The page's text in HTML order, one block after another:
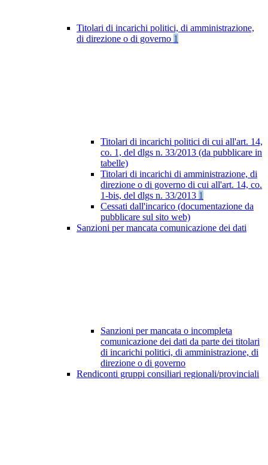
Titolari di incarichi politici, di amministrazione,
di direzione o di governo 1
Titolari di incarichi politici di cui all'art. 14,
co. 1, del dlgs n. 33/2013 (da pubblicare in
tabelle)
Titolari di incarichi di amministrazione, di
direzione o di governo di cui all'art. 14, co.
1-bis, del dlgs n. 33/2013 1
Cessati dall'incarico (documentazione da
pubblicare sul sito web)
Sanzioni per mancata comunicazione dei dati
Sanzioni per mancata o incompleta
comunicazione dei dati da parte dei titolari
di incarichi politici, di amministrazione, di
direzione o di governo
Rendiconti gruppi consiliari regionali/provinciali